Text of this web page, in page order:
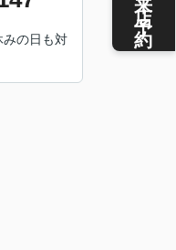
みの日も対